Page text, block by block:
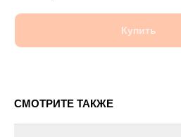
Купить
СМОТРИТЕ ТАКЖЕ